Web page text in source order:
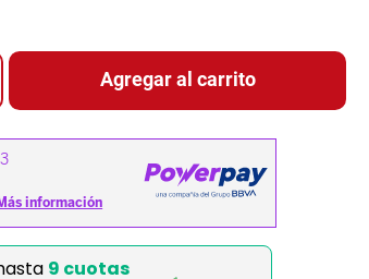
Agregar al carrito
9 cuotas